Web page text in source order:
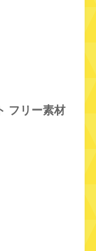
フリー素材